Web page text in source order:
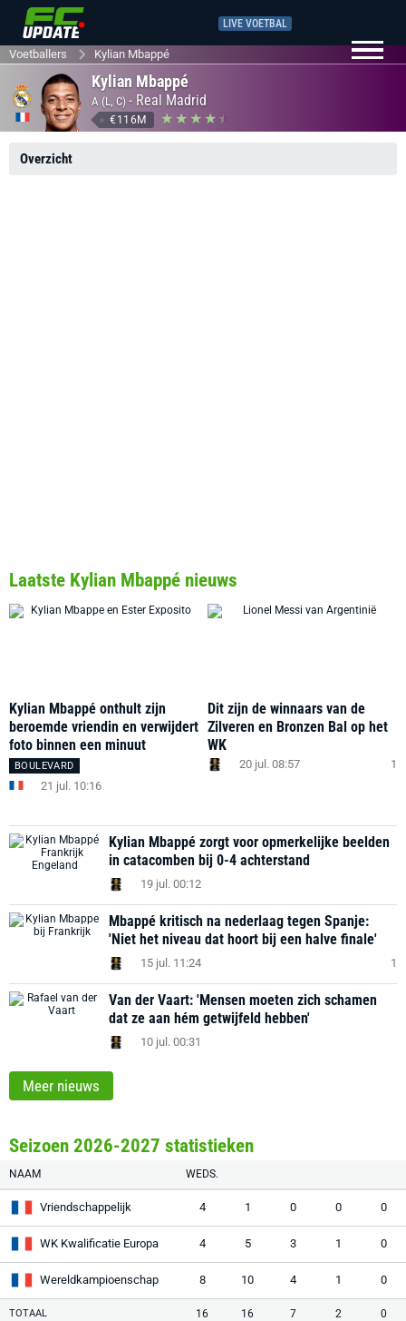
LIVE VOETBAL
Voetballers Kylian Mbappé
Kylian Mbappé
A (L, C) - Real Madrid
€116M
Overzicht
Laatste Kylian Mbappé nieuws
Kylian Mbappé onthult zijn
beroemde vriendin en verwijdert
foto binnen een minuut
BOULEVARD
21 jul. 10:16
Dit zijn de winnaars van de
Zilveren en Bronzen Bal op het
WK
20 jul. 08:57 1
Kylian Mbappé zorgt voor opmerkelijke beelden
in catacomben bij 0-4 achterstand
19 jul. 00:12
Mbappé kritisch na nederlaag tegen Spanje:
'Niet het niveau dat hoort bij een halve finale'
15 jul. 11:24 1
Van der Vaart: 'Mensen moeten zich schamen
dat ze aan hém getwijfeld hebben'
10 jul. 00:31
Meer nieuws
Seizoen 2026-2027 statistieken
NAAM WEDS.
Vriendschappelijk 4 1 0 0 0
WK Kwalificatie Europa 4 5 3 1 0
Wereldkampioenschap 8 10 4 1 0
TOTAAL 16 16 7 2 0